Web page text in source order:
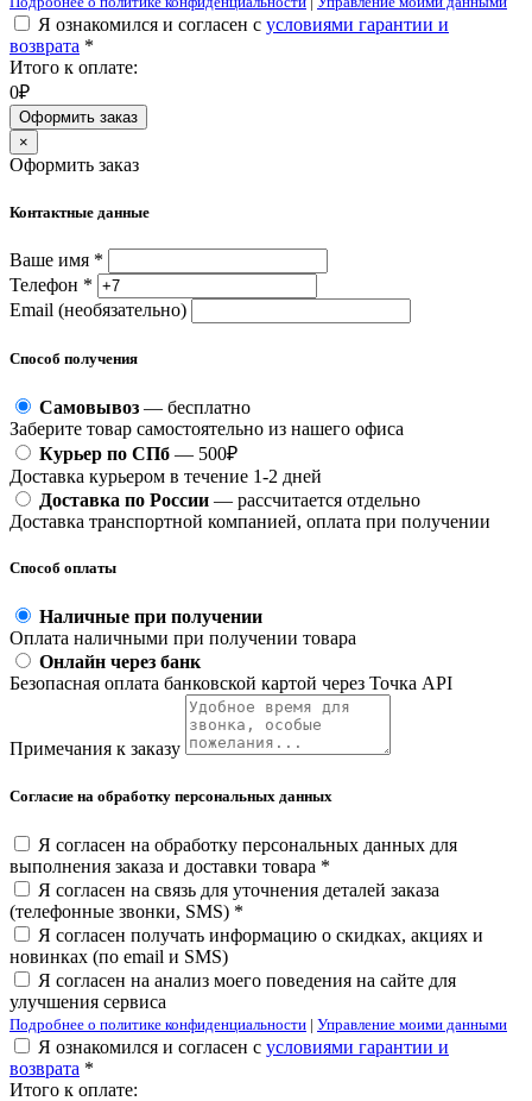
Я ознакомился и согласен с условиями гарантии и
возврата *
Итого к оплате:
0₽
Оформить заказ
×
Оформить заказ
Контактные данные
Ваше имя *
Телефон *
Email (необязательно)
Способ получения
Самовывоз — бесплатно
Заберите товар самостоятельно из нашего офиса
Курьер по СПб — 500₽
Доставка курьером в течение 1-2 дней
Доставка по России — рассчитается отдельно
Доставка транспортной компанией, оплата при получении
Способ оплаты
Наличные при получении
Оплата наличными при получении товара
Онлайн через банк
Безопасная оплата банковской картой через Точка API
Примечания к заказу
Согласие на обработку персональных данных
Я согласен на обработку персональных данных для
выполнения заказа и доставки товара *
Я согласен на связь для уточнения деталей заказа
(телефонные звонки, SMS) *
Я согласен получать информацию о скидках, акциях и
новинках (по email и SMS)
Я согласен на анализ моего поведения на сайте для
улучшения сервиса
Подробнее о политике конфиденциальности | Управление моими данными
Я ознакомился и согласен с условиями гарантии и
возврата *
Итого к оплате: